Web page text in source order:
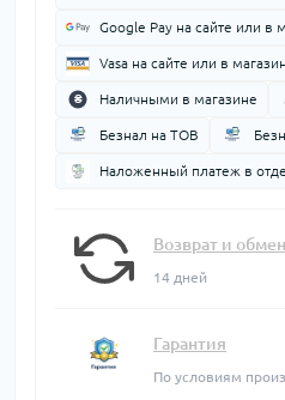
Google Pay на сайте или в
Vasa на сайте или в
Наличными в магазине
Безнал на ТОВ
Наложенный платеж в
Возврат и обмен
14 дней
Гарантия
По условиям